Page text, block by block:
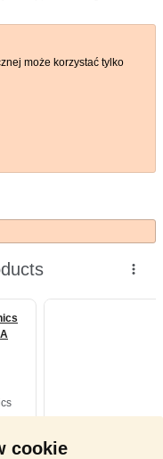
cookie
może korzystać tylko
przycisk ...